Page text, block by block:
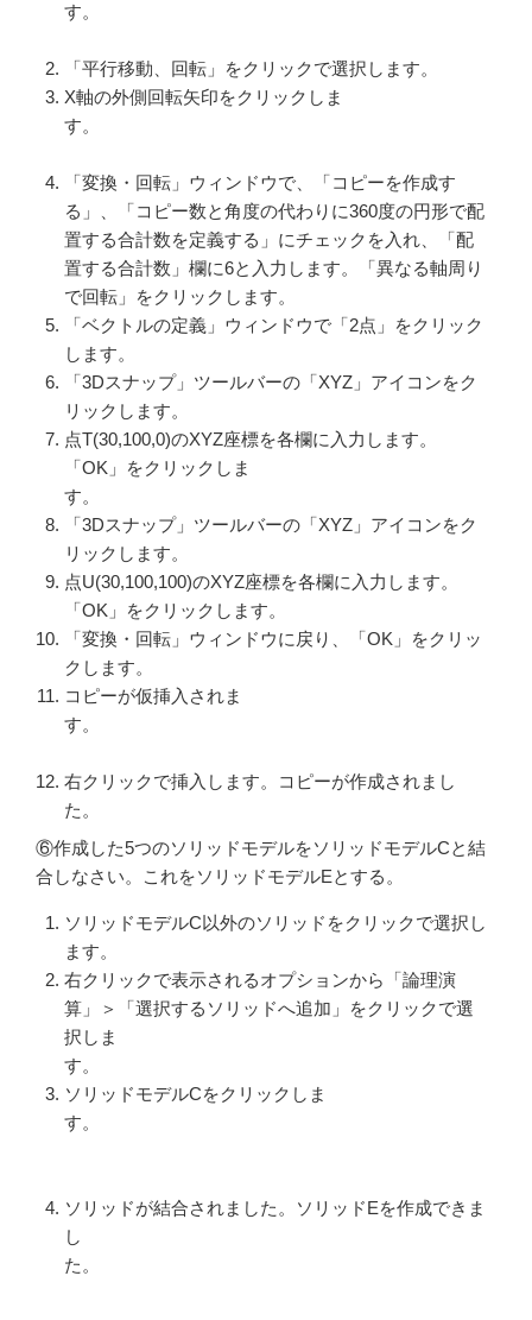
す。
「平行移動、回転」をクリックで選択します。
X軸の外側回転矢印をクリックしま
す。
「変換・回転」ウィンドウで、「コピーを作成す
る」、「コピー数と角度の代わりに360度の円形で配
置する合計数を定義する」にチェックを入れ、「配
置する合計数」欄に6と入力します。「異なる軸周り
で回転」をクリックします。
「ベクトルの定義」ウィンドウで「2点」をクリック
します。
「3Dスナップ」ツールバーの「XYZ」アイコンをク
リックします。
点T(30,100,0)のXYZ座標を各欄に入力します。
「OK」をクリックしま
す。
「3Dスナップ」ツールバーの「XYZ」アイコンをク
リックします。
点U(30,100,100)のXYZ座標を各欄に入力します。
「OK」をクリックします。
「変換・回転」ウィンドウに戻り、「OK」をクリッ
クします。
コピーが仮挿入されま
す。
右クリックで挿入します。コピーが作成されまし
た。
⑥作成した5つのソリッドモデルをソリッドモデルCと結
合しなさい。これをソリッドモデルEとする。
ソリッドモデルC以外のソリッドをクリックで選択し
ます。
右クリックで表示されるオプションから「論理演
算」＞「選択するソリッドへ追加」をクリックで選
択しま
す。
ソリッドモデルCをクリックしま
す。
ソリッドが結合されました。ソリッドEを作成できま
し
た。